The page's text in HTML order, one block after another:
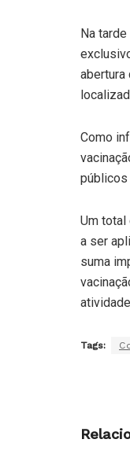
Na
abertura
Como
públicos
Um
a ser
suma
Tags: